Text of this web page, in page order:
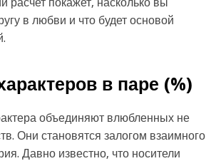
в любви и что будет основой
в паре (%)
объединяют влюбленных не
Они становятся залогом взаимного
Давно известно, что носители